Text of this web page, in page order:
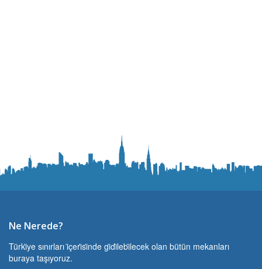
Ne Nerede?
Türki̇ye sınırları i̇çeri̇si̇nde gi̇di̇lebi̇lecek olan bütün mekanları
buraya taşıyoruz.